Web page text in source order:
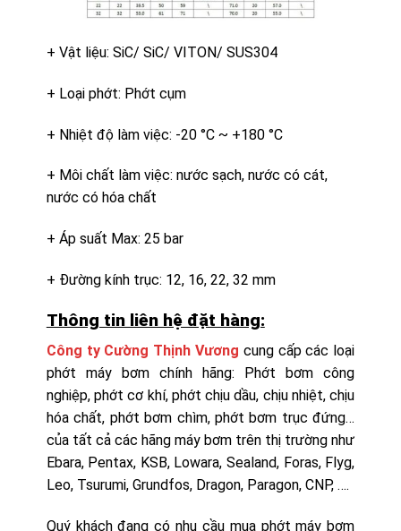
+ Vật liệu: SiC/ SiC/ VITON/ SUS304
+ Loại phớt: Phớt cụm
+ Nhiệt độ làm việc: -20 °C ~ +180 °C
+ Môi chất làm việc: nước sạch, nước có cát,
nước có hóa chất
+ Áp suất Max: 25 bar
+ Đường kính trục: 12, 16, 22, 32 mm
Thông tin liên hệ đặt hàng:
Công ty Cường Thịnh Vương cung cấp các loại
phớt máy bơm chính hãng: Phớt bơm công
nghiệp, phớt cơ khí, phớt chịu dầu, chịu nhiệt, chịu
hóa chất, phớt bơm chìm, phớt bơm trục đứng…
của tất cả các hãng máy bơm trên thị trường như
Ebara, Pentax, KSB, Lowara, Sealand, Foras, Flyg,
Leo, Tsurumi, Grundfos, Dragon, Paragon, CNP, ….
Quý khách đang có nhu cầu mua phớt máy bơm